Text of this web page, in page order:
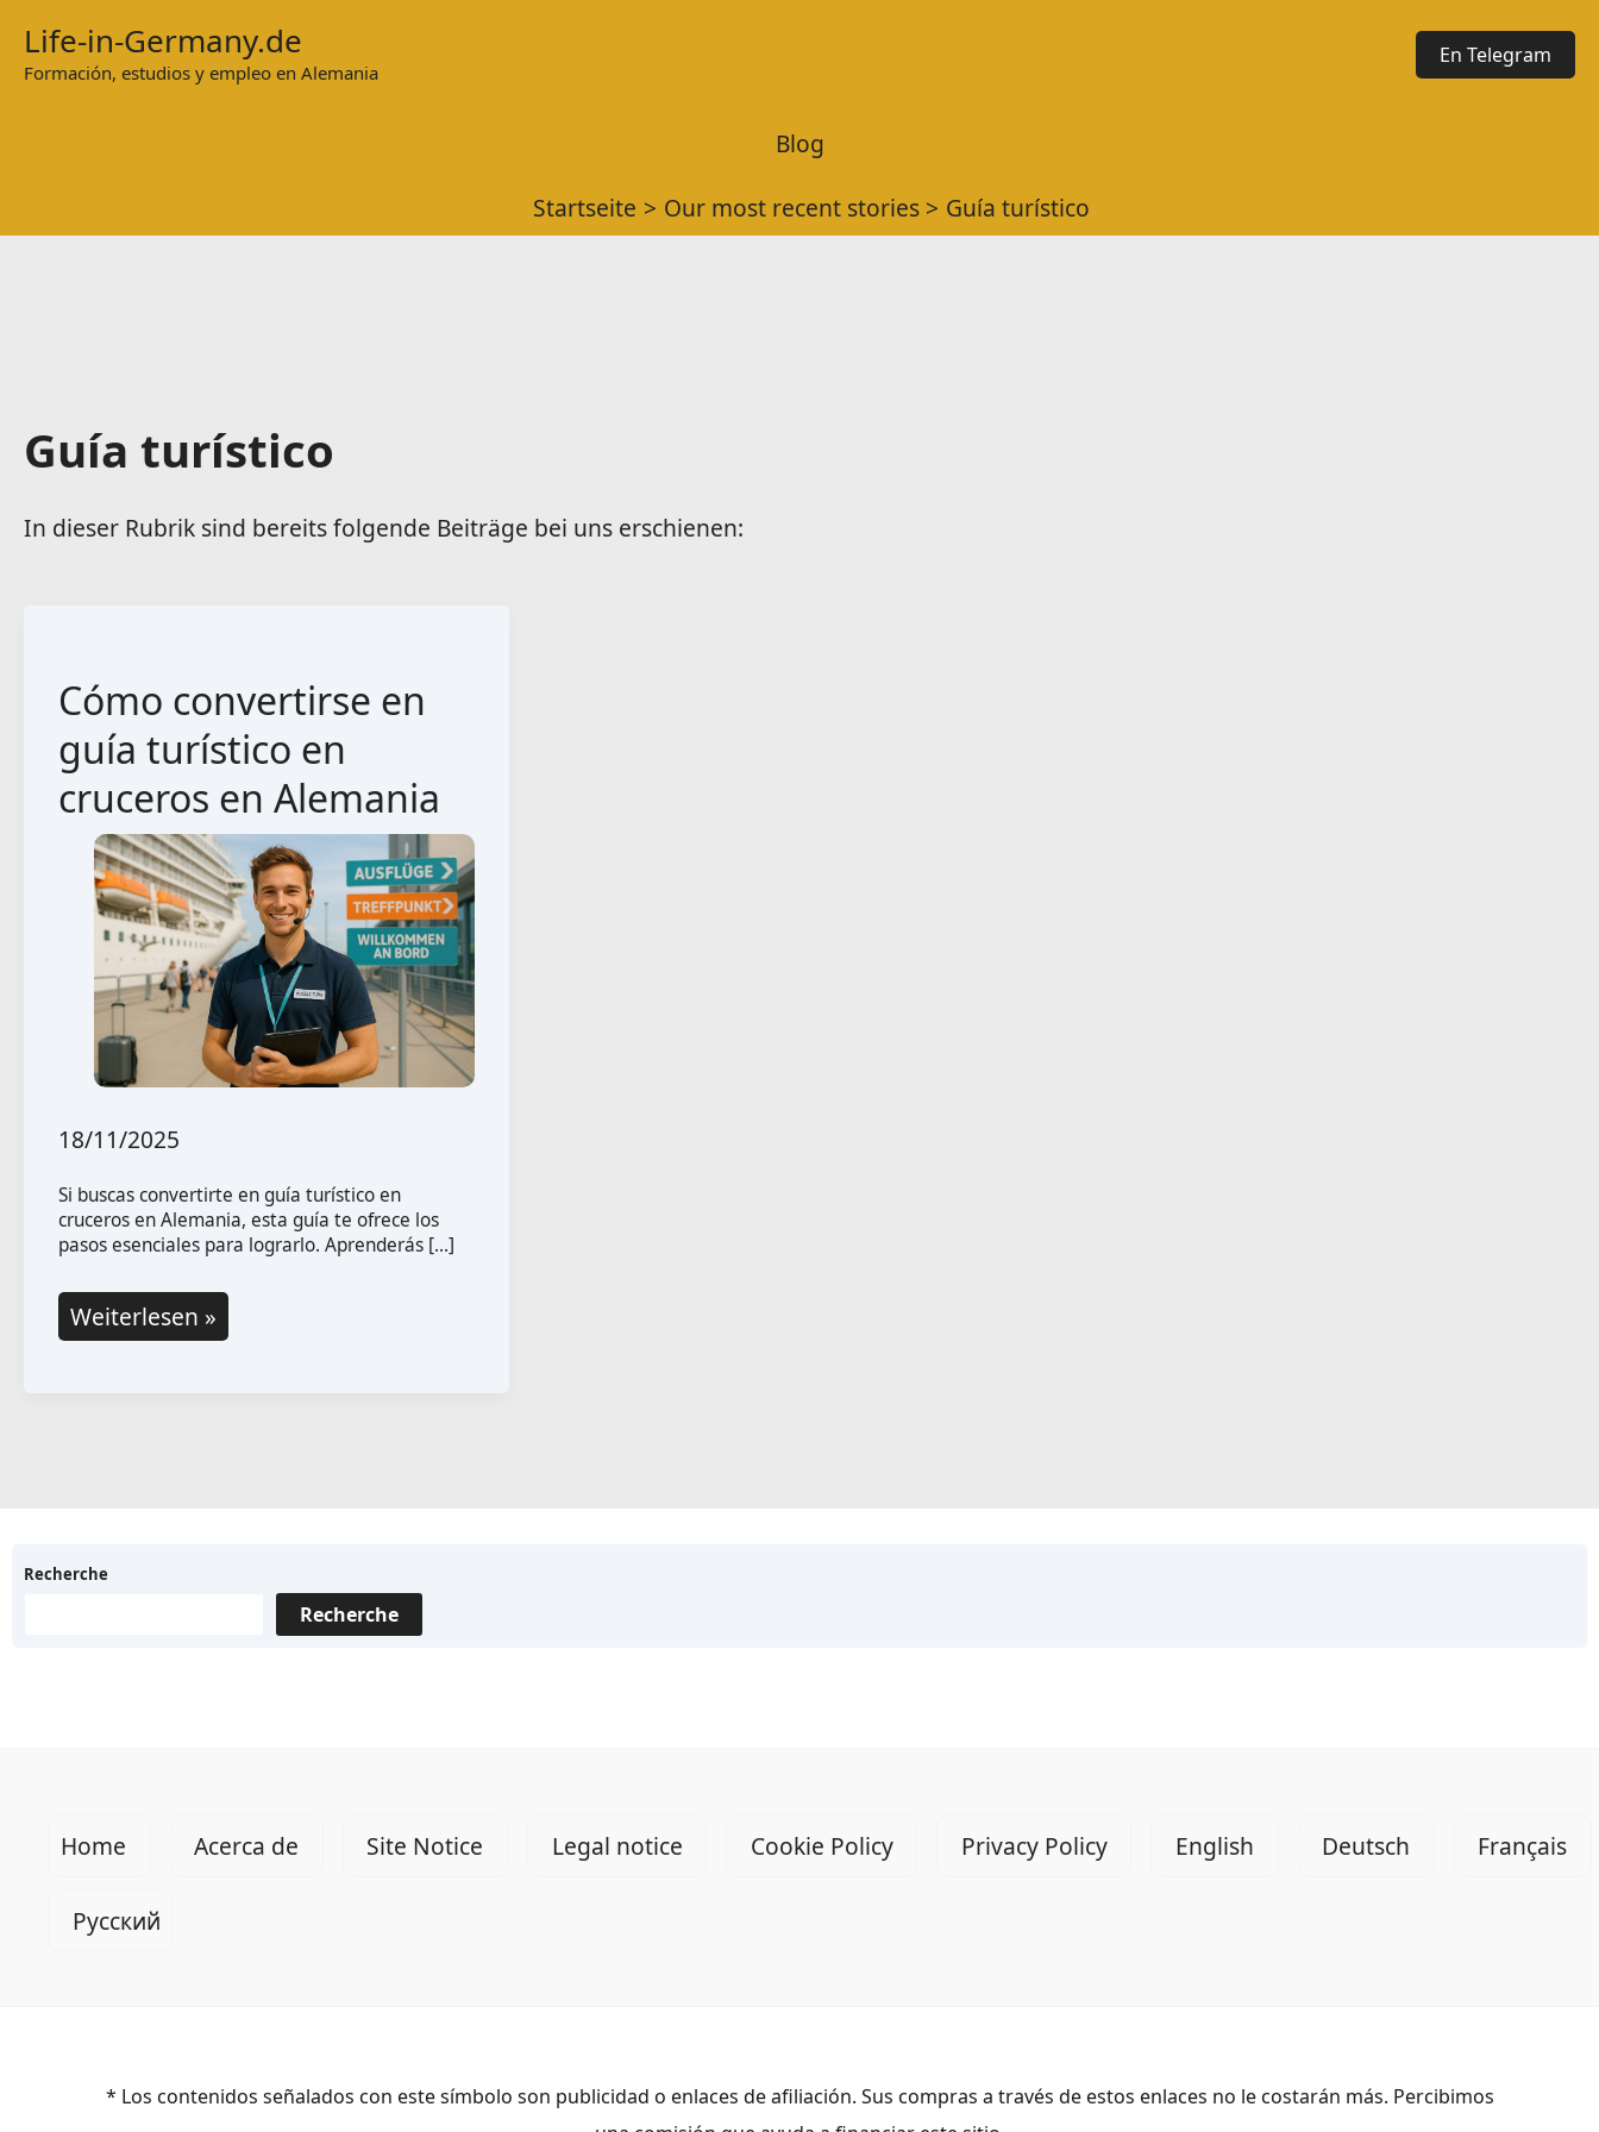
Inhalt
Life-in-Germany.de
Formación, estudios y empleo en Alemania
En Telegram
Blog
Startseite
Our most recent stories Guía turístico
Guía turístico
Cómo convertirse en
guía turístico en
cruceros en Alemania
18/11/2025
Si buscas convertirte en guía turístico en
cruceros en Alemania, esta guía te ofrece los
pasos esenciales para lograrlo. Aprenderás […]
Cómo
en
Weiterlesen »
Recherche
Recherche
Home Acerca de Site Notice Legal notice Cookie Policy Privacy Policy English Deutsch Français
Русский
* Los contenidos señalados con este símbolo son publicidad o enlaces de afiliación. Sus compras a través de estos enlaces no le costarán más. Percibimos